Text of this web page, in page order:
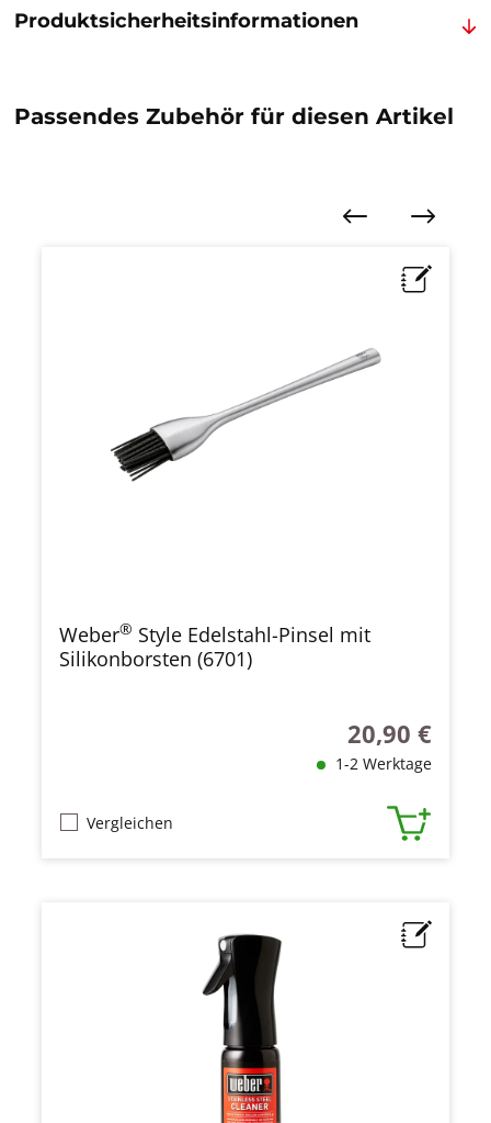
Produktsicherheitsinformationen
Passendes Zubehör für diesen Artikel
Weber® Style Edelstahl-Pinsel mit
Silikonborsten (6701)
Regulärer Preis:
20,90 €
1-2 Werktage
Vergleichen